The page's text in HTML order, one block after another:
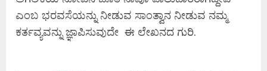
ಎಂಬ ಭರವಸೆಯನ್ನು ನೀಡುವ ಸಾಂತ್ವಾನ ನೀಡುವ ನಮ್ಮ
ಕರ್ತವ್ಯವನ್ನು ಜ್ಞಾಪಿಸುವುದೇ ಈ ಲೇಖನದ ಗುರಿ.